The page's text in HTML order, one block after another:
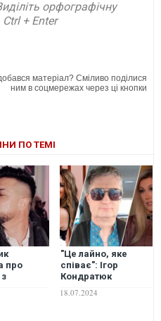
орфографічну
+ Enter
матеріал? Сміливо поділися
ним в соцмережах через ці кнопки
ПО ТЕМІ
про
Ані
"Це лайно, яке
співає": Ігор
Кондратюк
запроданкам Ані
18.07.2024